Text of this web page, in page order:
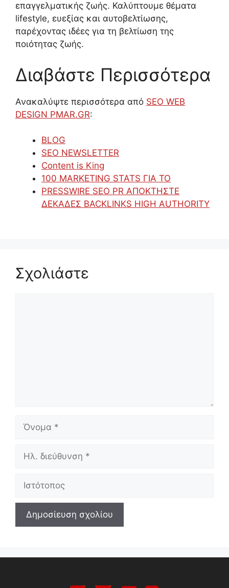
επαγγελματικής ζωής. Καλύπτουμε θέματα
lifestyle, ευεξίας και αυτοβελτίωσης,
παρέχοντας ιδέες για τη βελτίωση της
ποιότητας ζωής.
Διαβάστε Περισσότερα
Ανακαλύψτε περισσότερα από SEO WEB
DESIGN PMAR.GR:
BLOG
SEO NEWSLETTER
Content is King
100 MARKETING STATS ΓΙΑ ΤΟ
PRESSWIRE SEO PR ΑΠΟΚΤΗΣΤΕ
ΔΕΚΑΔΕΣ BACKLINKS HIGH AUTHORITY
Σχολιάστε
διεύθυνση